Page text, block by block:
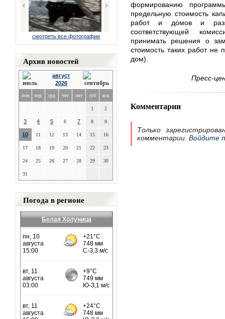
смотреть все фотографии
Архив новостей
август
2026
пон втр срд чет пят суб вск
1 2
3 4 5 6 7 8 9
10 11 12 13 14 15 16
17 18 19 20 21 22 23
24 25 26 27 28 29 30
31
Погода в регионе
Белая Холуница
формированию
предельную стоимость
работ и домов и
соответствующей
принимать решения о
стоимость таких работ
дом).
Пресс-
Комментарии
Только
комментарии. Войдите